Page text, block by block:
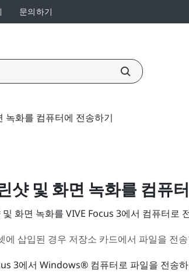
문의하기
녹화를 컴퓨터에 전송하기
샷 및 화면 녹화를 컴퓨
및 화면 녹화를 VIVE Focus 3에서 컴퓨터로
에 삽입된 경우 저장소 카드에서 파일을 전
3에서 Windows®컴퓨터로 파일을 전송